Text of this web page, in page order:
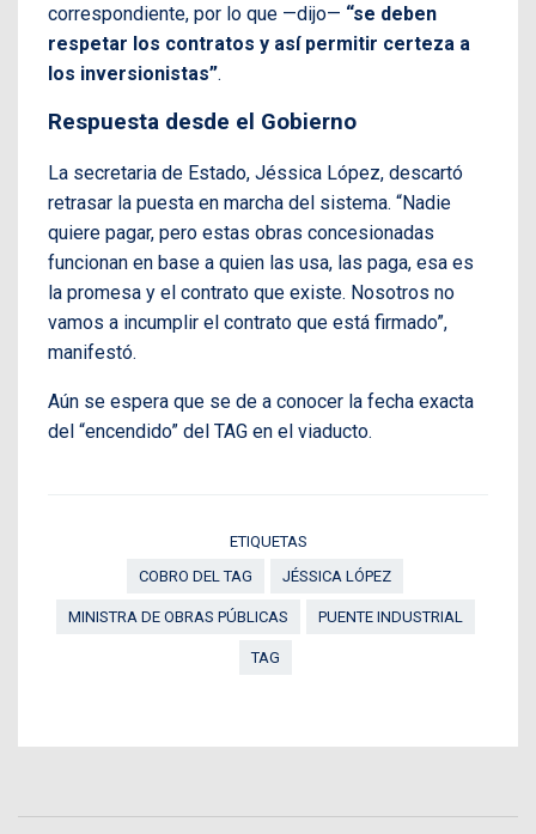
correspondiente, por lo que —dijo— “se deben
respetar los contratos y así permitir certeza a
los inversionistas”.
Respuesta desde el Gobierno
La secretaria de Estado, Jéssica López, descartó
retrasar la puesta en marcha del sistema. “Nadie
quiere pagar, pero estas obras concesionadas
funcionan en base a quien las usa, las paga, esa es
la promesa y el contrato que existe. Nosotros no
vamos a incumplir el contrato que está firmado”,
manifestó.
Aún se espera que se de a conocer la fecha exacta
del “encendido” del TAG en el viaducto.
ETIQUETAS
COBRO DEL TAG
JÉSSICA LÓPEZ
MINISTRA DE OBRAS PÚBLICAS PUENTE INDUSTRIAL
TAG